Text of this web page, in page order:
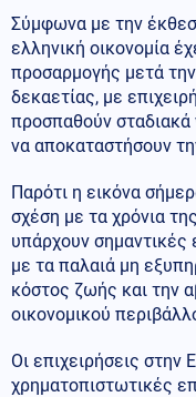
Σύμφωνα με την
ελληνική οικονομία
προσαρμογής μετά
δεκαετίας, με
προσπαθούν σταδιακά
να αποκαταστήσουν
Παρότι η εικόνα
σχέση με τα χρόνια
υπάρχουν σημαντικές
με τα παλαιά μη
κόστος ζωής και την
οικονομικού
Οι επιχειρήσεις στην
χρηματοπιστωτικές